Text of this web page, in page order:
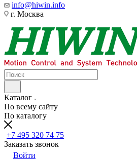
info@hiwin.info
г. Москва
Каталог
По всему сайту
По каталогу
+7 495 320 74 75
Заказать звонок
Войти